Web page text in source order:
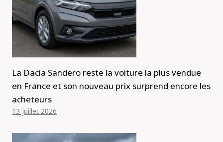
La Dacia Sandero reste la voiture la plus vendue
en France et son nouveau prix surprend encore les
acheteurs
13 juillet 2026